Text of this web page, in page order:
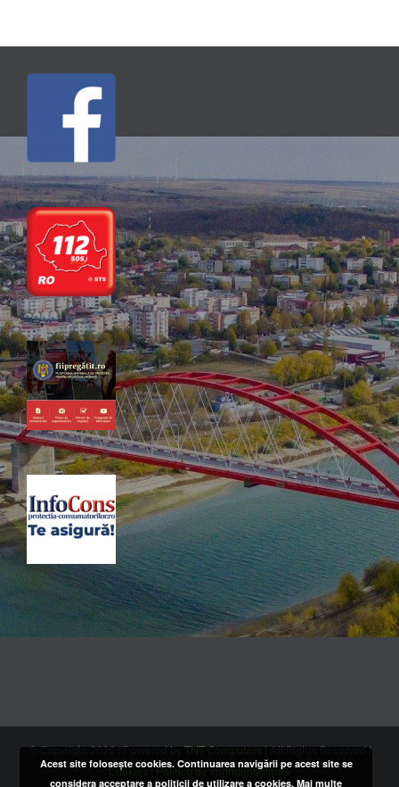
© Copyright2026 | Powered byTNT Computers| All Rights Reserved |
Cookies|Politica de confidentialitate
Acest site folosește cookies. Continuarea navigării pe acest site se
considera acceptare a politicii de utilizare a cookies.Mai multe